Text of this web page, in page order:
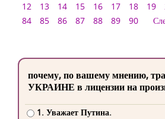
12
13 14 15 16 17 18 19
84
85 86 87 88 89 90
почему, по вашему мнению,
УКРАИНЕ в лицензии на
1. Уважает Путина.